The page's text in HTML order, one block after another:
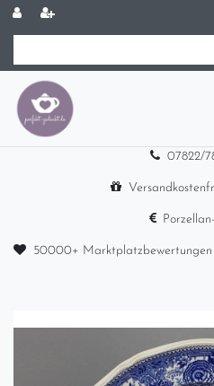
07822/
50000+ Marktplatzbewertungen